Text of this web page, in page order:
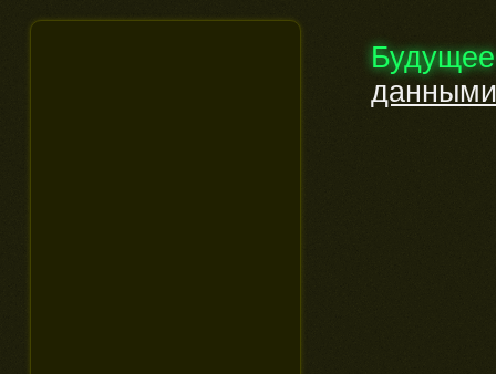
Будущее
данными